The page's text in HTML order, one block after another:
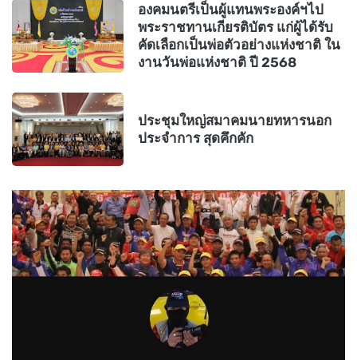
องคมนตรีเป็นผู้แทนพระองค์ฯไป
พระราชทานเกียรติบัตร แก่ผู้ได้รับ
คัดเลือกเป็นพ่อตัวอย่างแห่งชาติ ใน
งานวันพ่อแห่งชาติ ปี 2568
ประชุมใหญ่สมาคมนายทหารนอก
ประจำการ สุดคึกคัก